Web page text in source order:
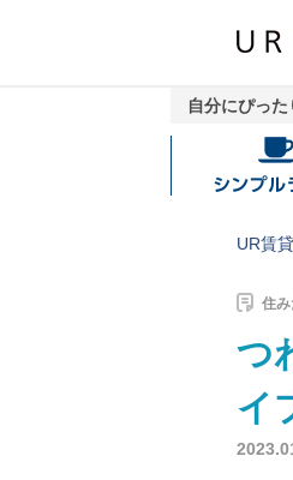
自分にぴっ
プ
UR賃
住
つ
イ